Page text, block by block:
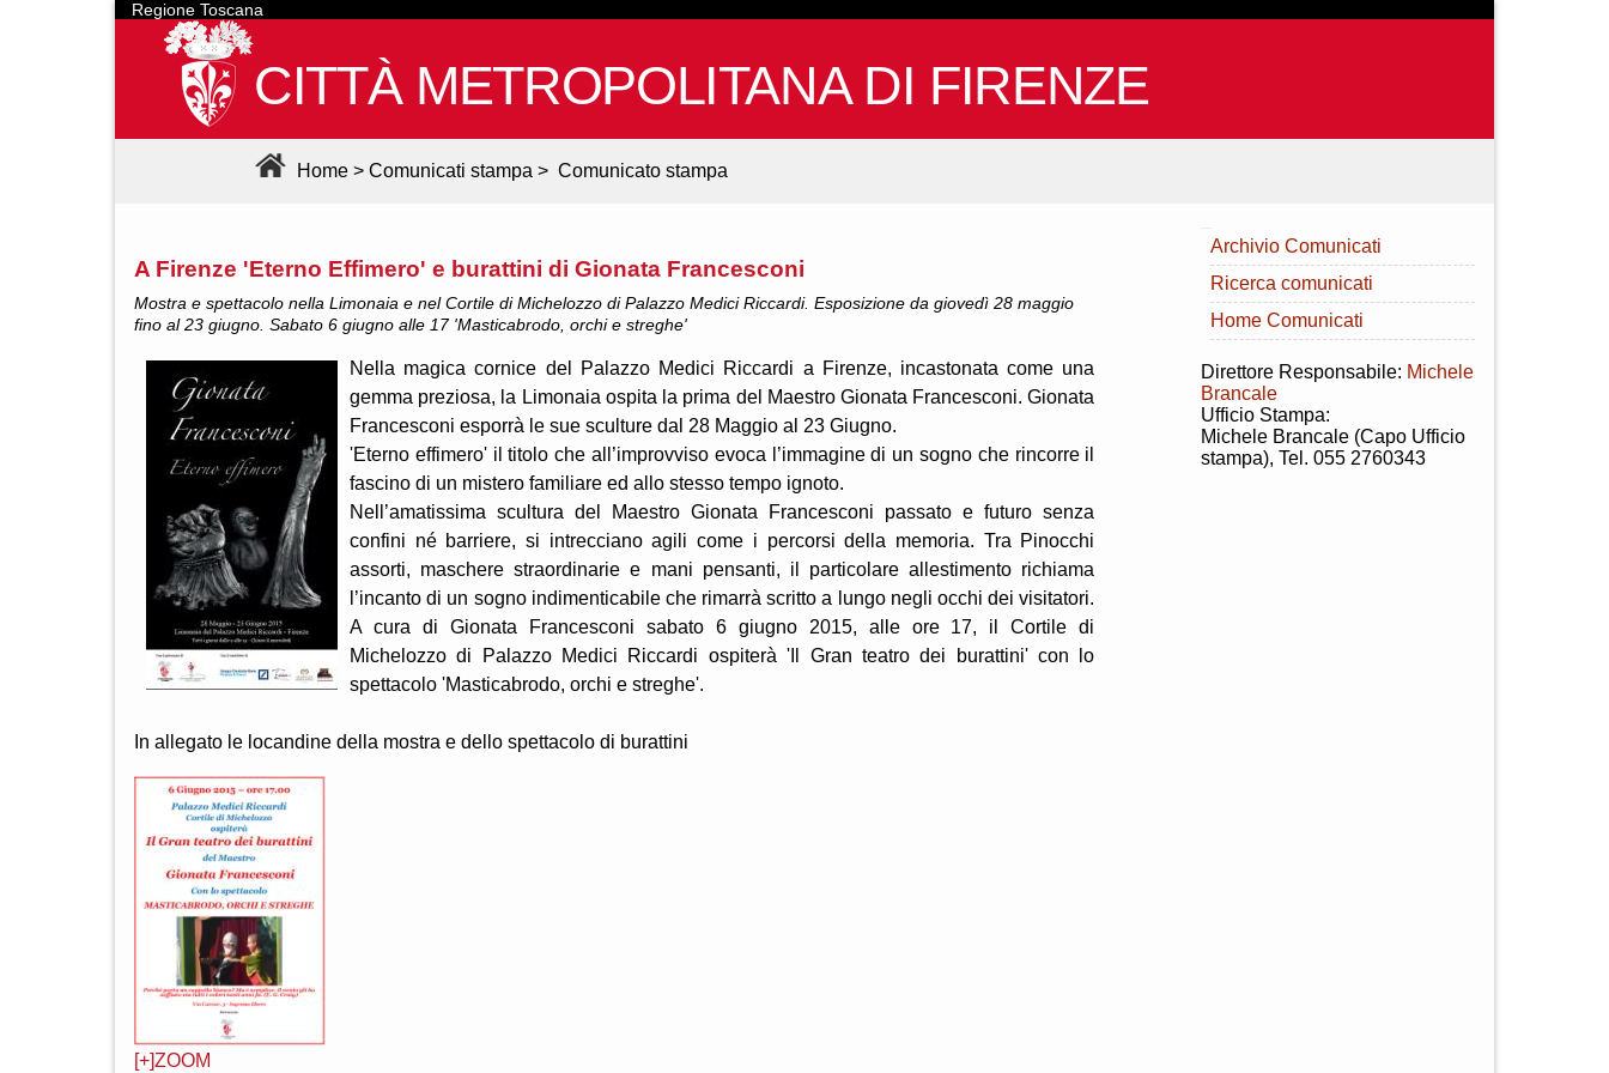
Regione Toscana
CITTÀ METROPOLITANA DI FIRENZE
Home > Comunicati stampa > Comunicato stampa
A Firenze 'Eterno Effimero' e burattini di Gionata Francesconi
Mostra e spettacolo nella Limonaia e nel Cortile di Michelozzo di Palazzo Medici Riccardi. Esposizione da giovedì 28 maggio
fino al 23 giugno. Sabato 6 giugno alle 17 'Masticabrodo, orchi e streghe'
Nella magica cornice del Palazzo Medici Riccardi a Firenze, incastonata come una
gemma preziosa, la Limonaia ospita la prima del Maestro Gionata Francesconi. Gionata
Francesconi esporrà le sue sculture dal 28 Maggio al 23 Giugno.
'Eterno effimero' il titolo che all’improvviso evoca l’immagine di un sogno che rincorre il
fascino di un mistero familiare ed allo stesso tempo ignoto.
Nell’amatissima scultura del Maestro Gionata Francesconi passato e futuro senza
confini né barriere, si intrecciano agili come i percorsi della memoria. Tra Pinocchi
assorti, maschere straordinarie e mani pensanti, il particolare allestimento richiama
l’incanto di un sogno indimenticabile che rimarrà scritto a lungo negli occhi dei visitatori.
A cura di Gionata Francesconi sabato 6 giugno 2015, alle ore 17, il Cortile di
Michelozzo di Palazzo Medici Riccardi ospiterà 'Il Gran teatro dei burattini' con lo
spettacolo 'Masticabrodo, orchi e streghe'.
In allegato le locandine della mostra e dello spettacolo di burattini
[+]ZOOM
Archivio Comunicati
Ricerca comunicati
Home Comunicati
Direttore Responsabile: Michele
Brancale
Ufficio Stampa:
Michele Brancale (Capo Ufficio
stampa), Tel. 055 2760343